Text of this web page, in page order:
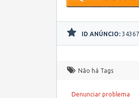
ID ANÚNCIO:
Não há Tags
Denunciar problema